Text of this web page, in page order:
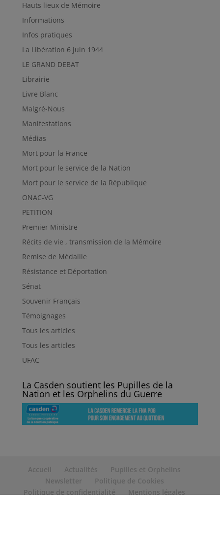
Hauts lieux de Mémoire
Informations
Infos pratiques
La Libération 6 juin 1944
LE GRAND DEBAT
Librairie
Livre Blanc
Malgré-Nous
Manifestations
Médias
Mort pour la France
Mort pour le service de la Nation
Mort pour le service de la République
ONAC-VG
PETITION
Premier Ministre
Récits de vie , transmission de la Mémoire
Remise de Médaille
Résistance et Déportation
Sénat
Souvenir Français
Témoignages
Tous les articles
Tous les articles
UFAC
La Casden soutient les Pupilles de la
Nation et les Orphelins du Guerre
Accueil Actualités
Pupilles et Orphelins
Newsletter
Politique de Cookies
Politique de confidentialité
Mentions légales